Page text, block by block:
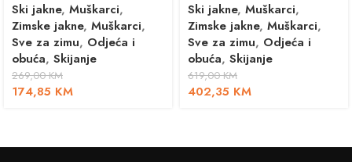
Ski jakne, Muškarci,
Zimske jakne, Muškarci,
Sve za zimu, Odjeća i
obuća, Skijanje
269,00KM
174,85 KM
Ski jakne, Muškarci,
Zimske jakne, Muškarci,
Sve za zimu, Odjeća i
obuća, Skijanje
619,00KM
402,35 KM